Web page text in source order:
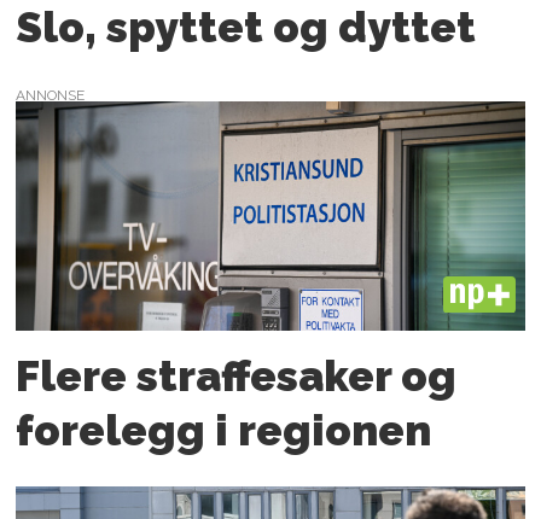
Slo, spyttet og dyttet
ANNONSE
PLUS
Flere straffesaker og
forelegg i regionen